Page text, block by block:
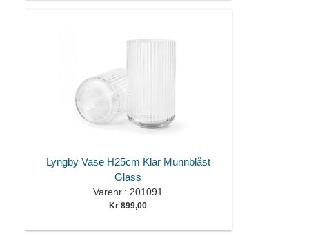
Lyngby Vase H25cm Klar Munnblåst
Glass
Varenr.: 201091
Kr 899,00